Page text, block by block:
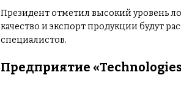
Президент отметил высокий уровень
качество и экспорт продукции будут
специалистов.
Предприятие